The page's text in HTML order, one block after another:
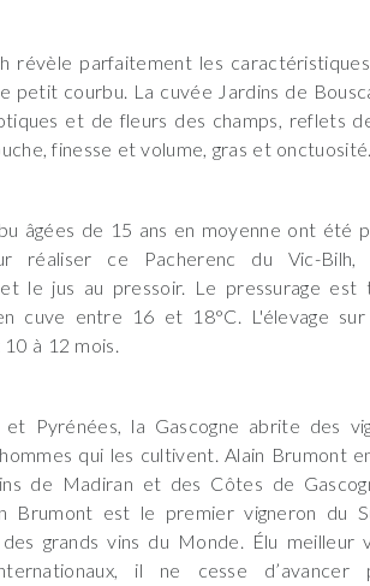
révèle parfaitement les
petit courbu. La cuvée Jardins de
et de fleurs des champs, reflets
finesse et volume, gras et onctuosité.
âgées de 15 ans en moyenne ont été
réaliser ce Pacherenc du Vic-Bilh,
le jus au pressoir. Le pressurage
cuve entre 16 et 18°C. L'élevage
à 12 mois.
Pyrénées, la Gascogne abrite des
qui les cultivent. Alain Brumont
de Madiran et des Côtes de
Brumont est le premier vigneron du
grands vins du Monde. Élu meilleur
il ne cesse d’avancer